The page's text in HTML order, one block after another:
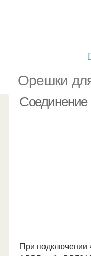
Орешки
Соединение
При подключении